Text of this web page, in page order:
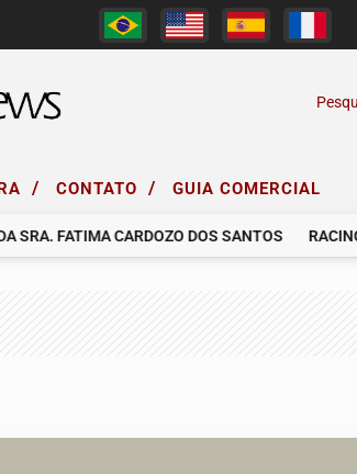
/ CONTATO / GUIA COMERCIAL
FATIMA CARDOZO DOS SANTOS RACING